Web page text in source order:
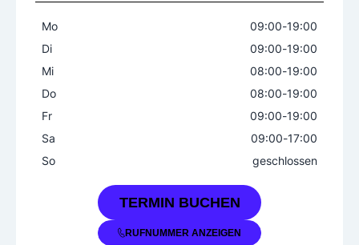
Mo 09:00-19:00
Di
09:00-19:00
Mi
08:00-19:00
Do
08:00-19:00
Fr
09:00-19:00
Sa
09:00-17:00
So
geschlossen
TERMIN BUCHEN
+43 660 1253988
RUFNUMMER ANZEIGEN